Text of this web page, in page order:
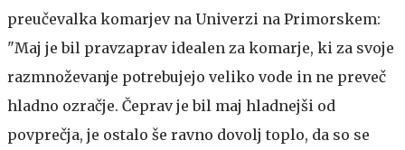
preučevalka komarjev na Univerzi na Primorskem:
"Maj je bil pravzaprav idealen za komarje, ki za svoje
razmnoževanje potrebujejo veliko vode in ne preveč
hladno ozračje. Čeprav je bil maj hladnejši od
povprečja, je ostalo še ravno dovolj toplo, da so se